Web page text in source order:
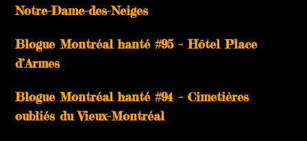
Notre-Dame-des-Neiges
Blogue Montréal hanté #95 – Hôtel Place
d’Armes
Blogue Montréal hanté #94 – Cimetières
oubliés du Vieux-Montréal